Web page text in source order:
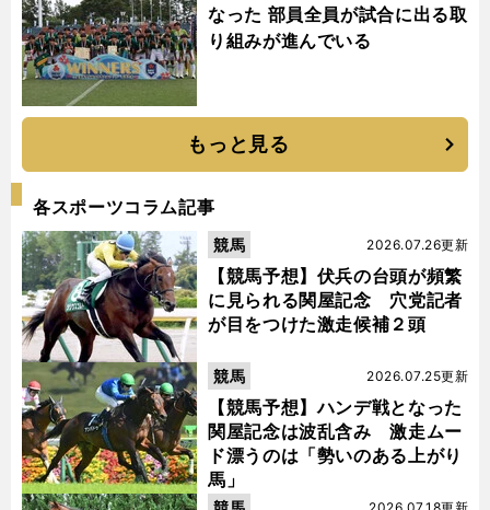
なった 部員全員が試合に出る取
り組みが進んでいる
もっと見る
各スポーツコラム記事
【競馬予想】伏兵の台頭が頻繁
に見られる関屋記念 穴党記者
が目をつけた激走候補２頭
2026.07.26更新
競馬
【競馬予想】ハンデ戦となった
関屋記念は波乱含み 激走ムー
ド漂うのは「勢いのある上がり
馬」
2026.07.25更新
競馬